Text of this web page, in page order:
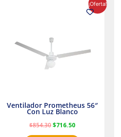
¡Oferta!
Ventilador Prometheus 56″
Con Luz Blanco
$854.30$716.50
precio
actual